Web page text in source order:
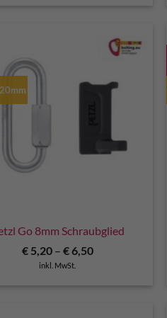
Go 8mm Schraubglied
€5,20– €6,50
inkl. MwSt.